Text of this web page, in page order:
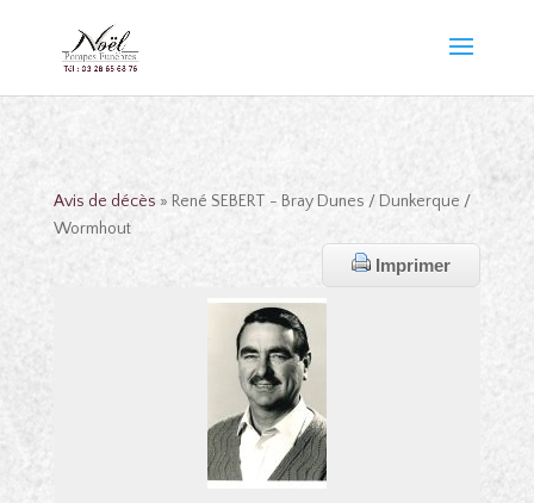
Avis de décès » René SEBERT - Bray Dunes / Dunkerque /
Wormhout
Imprimer